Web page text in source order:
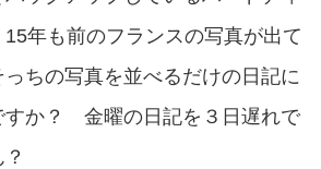
年も前のフランスの写真が出て
ちの写真を並べるだけの日記に
すか？ 金曜の日記を３日遅れで